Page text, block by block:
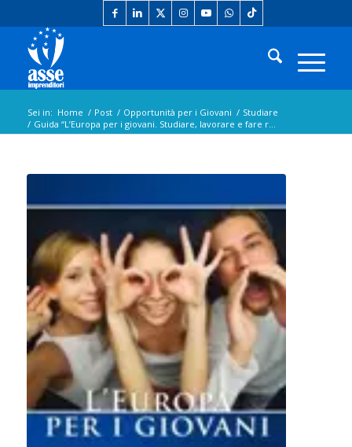
Sei in: Home / Post / Opportunità per i Giovani / Studiare
/ Guida “L’Europa per i giovani. Studiare, lavorare e fare r...